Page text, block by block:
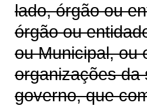
lado, órgão ou
órgão ou
ou Municipal, ou
organizações da
governo, que